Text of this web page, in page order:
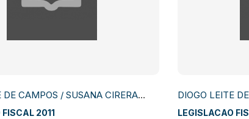
DE CAMPOS / SUSANA CIRERA
2011
DIOGO LEITE
SOUTELINHO
LEGISLACAO